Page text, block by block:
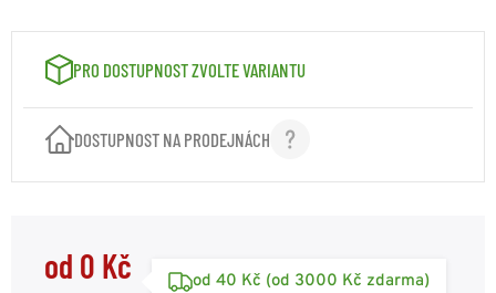
PRO DOSTUPNOST ZVOLTE VARIANTU
DOSTUPNOST NA PRODEJNÁCH
od 0 Kč od 40 Kč (od 3000 Kč zdarma)